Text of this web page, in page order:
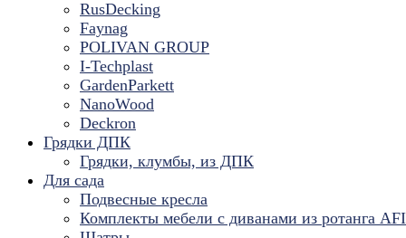
RusDecking
Faynag
POLIVAN GROUP
I-Techplast
GardenParkett
NanoWood
Deckron
Грядки ДПК
Грядки, клумбы, из ДПК
Для сада
Подвесные кресла
Комплекты мебели с диванами из ротанга